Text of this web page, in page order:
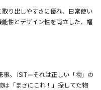
り出しやすさに優れ、日常使い
性とデザイン性を両立した、幅
事。 ISIT＝それは正しい「物」の
は「まさにこれ！」探してた物